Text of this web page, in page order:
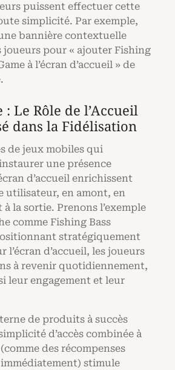
puissent effectuer cette
simplicité. Par exemple,
bannière contextuelle
joueurs pour « ajouter Fishing
à l’écran d’accueil » de
: Le Rôle de l’Accueil
dans la Fidélisation
de jeux mobiles qui
une présence
d’accueil enrichissent
utilisateur, en amont, en
la sortie. Prenons l’exemple
comme Fishing Bass
stratégiquement
l’écran d’accueil, les joueurs
à revenir quotidiennement,
leur engagement et leur
de produits à succès
d’accès combinée à
des récompenses
stimule